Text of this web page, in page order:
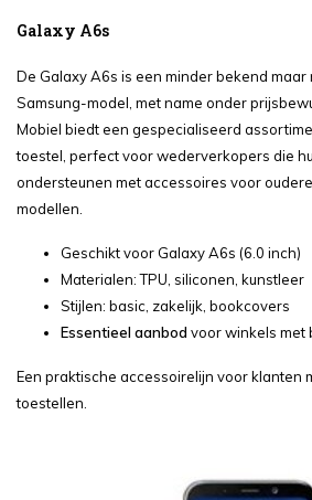
Galaxy A6s
De Galaxy A6s is een minder bekend
Samsung-model, met name onder
Mobiel biedt een gespecialiseerd
toestel, perfect voor wederverkopers die
ondersteunen met accessoires voor
modellen.
Geschikt voor Galaxy A6s (6.0 inch)
Materialen: TPU, siliconen, kunstleer
Stijlen: basic, zakelijk, bookcovers
Essentieel aanbod voor winkels met
Een praktische accessoirelijn voor klanten
toestellen.